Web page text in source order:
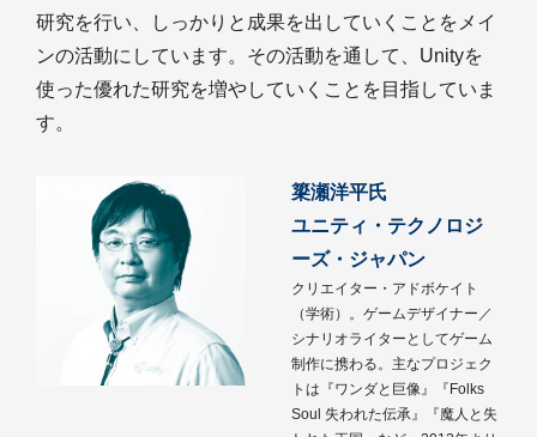
研究を行い、しっかりと成果を出していくことをメイ
ンの活動にしています。その活動を通して、Unityを
使った優れた研究を増やしていくことを目指していま
す。
簗瀬洋平氏
ユニティ・テクノロジ
ーズ・ジャパン
クリエイター・アドボケイト
（学術）。ゲームデザイナー／
シナリオライターとしてゲーム
制作に携わる。主なプロジェク
トは『ワンダと巨像』『Folks
Soul 失われた伝承』『魔人と失